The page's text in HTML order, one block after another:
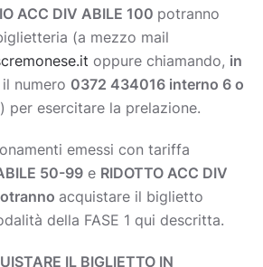
ACC DIV ABILE 100 potranno
(a mezzo mail
oppure chiamando, in
il numero 0372 434016 interno 6 o
) per esercitare la prelazione.
emessi con tariffa
50-99 e RIDOTTO ACC DIV
acquistare il biglietto
della FASE 1 qui descritta.
IL BIGLIETTO IN